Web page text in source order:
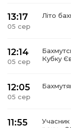
13:17
05 сер
Літо
12:14
05 сер
Кубку
12:05
05 сер
11:55